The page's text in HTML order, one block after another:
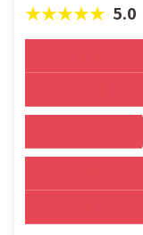
★★★★★ 5.0